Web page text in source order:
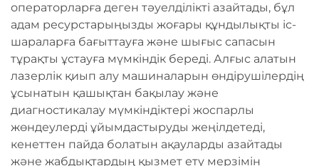
операторларға деген тәуелділікті азайтады, бұл
адам ресурстарыңызды жоғары құндылықты іс-
шараларға бағыттауға және шығыс сапасын
тұрақты ұстауға мүмкіндік береді. Алғыс алатын
лазерлік қиып алу машиналарын өндірушілердің
ұсынатын қашықтан бақылау және
диагностикалау мүмкіндіктері жоспарлы
жөндеулерді ұйымдастыруды жеңілдетеді,
кенеттен пайда болатын ақауларды азайтады
және жабдықтардың қызмет ету мерзімін